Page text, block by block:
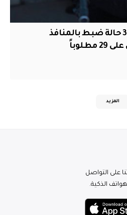
الأمن الوطني: تنفيذ 31 حالة ضبط بالمنافذ
المزيد
على التواصل
الذكية.